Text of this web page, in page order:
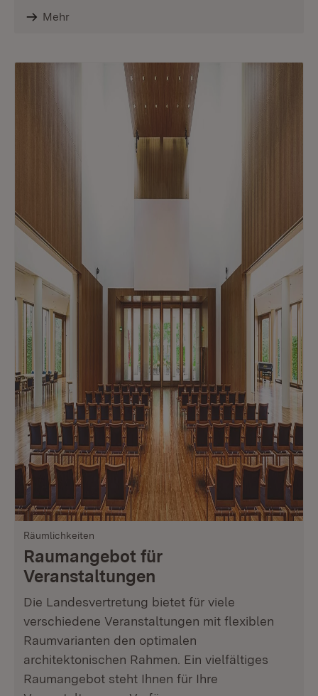
Mehr
Räumlichkeiten
Raumangebot für
Veranstaltungen
Die Landesvertretung bietet für viele
verschiedene Veranstaltungen mit flexiblen
Raumvarianten den optimalen
architektonischen Rahmen. Ein vielfältiges
Raumangebot steht Ihnen für Ihre